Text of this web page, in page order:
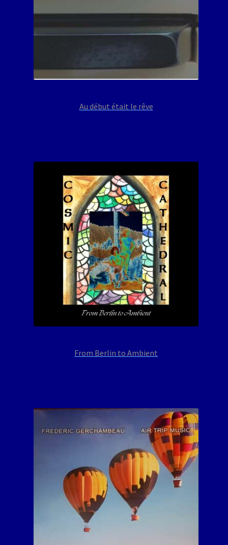
Au début était le rêve
From Berlin to Ambient